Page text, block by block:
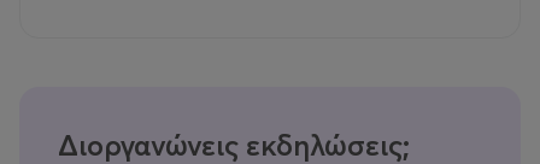
Διοργανώνεις εκδηλώσεις;